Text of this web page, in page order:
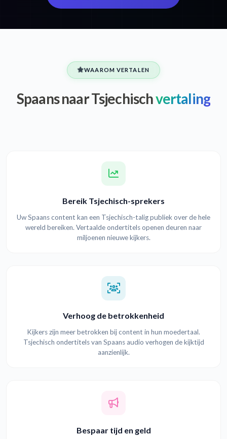
WAAROM VERTALEN
Spaans naar Tsjechischvertaling
Bereik Tsjechisch-sprekers
Uw Spaans content kan een Tsjechisch-talig publiek over de hele
wereld bereiken. Vertaalde ondertitels openen deuren naar
miljoenen nieuwe kijkers.
Verhoog de betrokkenheid
Kijkers zijn meer betrokken bij content in hun moedertaal.
Tsjechisch ondertitels van Spaans audio verhogen de kijktijd
aanzienlijk.
Bespaar tijd en geld